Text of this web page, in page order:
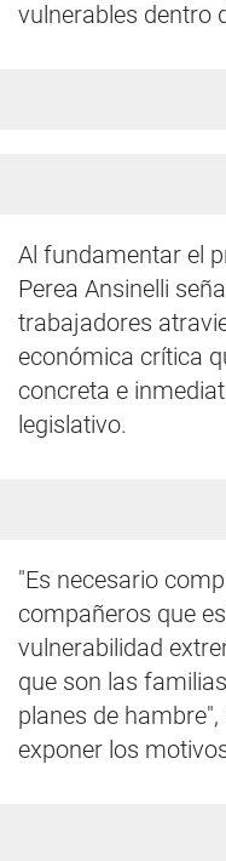
vulnerables dentro
Al fundamentar el
Perea Ansinelli
trabajadores
económica crítica
concreta e
legislativo.
"Es necesario
compañeros que
vulnerabilidad
que son las
planes de
exponer los